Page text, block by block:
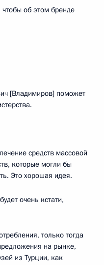
чтобы об этом бренде
[Владимиров] поможет
средств массовой
которые могли бы
Это хорошая идея.
очень кстати,
только тогда
на рынке,
из Турции, как